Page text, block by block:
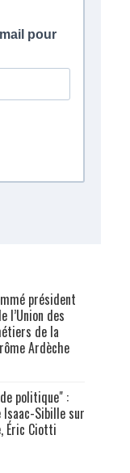
président
l’Union des
de la
Ardèche
politique" :
Sibille sur
Éric Ciotti